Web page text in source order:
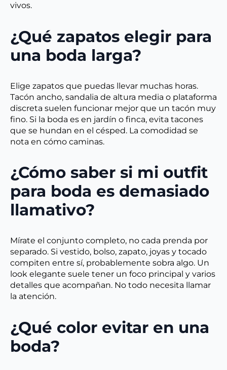
vivos.
¿Qué zapatos elegir para
una boda larga?
Elige zapatos que puedas llevar muchas horas.
Tacón ancho, sandalia de altura media o plataforma
discreta suelen funcionar mejor que un tacón muy
fino. Si la boda es en jardín o finca, evita tacones
que se hundan en el césped. La comodidad se
nota en cómo caminas.
¿Cómo saber si mi outfit
para boda es demasiado
llamativo?
Mírate el conjunto completo, no cada prenda por
separado. Si vestido, bolso, zapato, joyas y tocado
compiten entre sí, probablemente sobra algo. Un
look elegante suele tener un foco principal y varios
detalles que acompañan. No todo necesita llamar
la atención.
¿Qué color evitar en una
boda?